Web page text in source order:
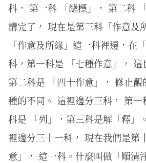
科， 第一科 「總標」， 第二科
講完了， 現在是第三科「作意及
「作意及所緣」這一科裡邊，在
科，第一科是 「七種作意」，
第二科是 「四十作意」， 修止
種的不同。 這裡邊分三科， 第
科是 「列」，第三科是解「釋」
裡邊分三十一科， 現在我們是第
意」， 這一科。什麼叫做「順清